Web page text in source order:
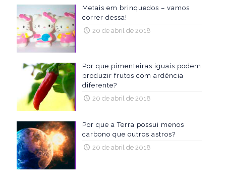
Metais em brinquedos – vamos
correr dessa!
20 de abril de 2018
Por que pimenteiras iguais podem
produzir frutos com ardência
diferente?
20 de abril de 2018
Por que a Terra possui menos
carbono que outros astros?
20 de abril de 2018